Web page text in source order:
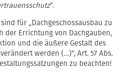
“.
sind für „Dachgeschossausbau zu
der Errichtung von Dachgauben,
und die äußere Gestalt des
werden (…)“, Art. 57 Abs.
zu beachten!